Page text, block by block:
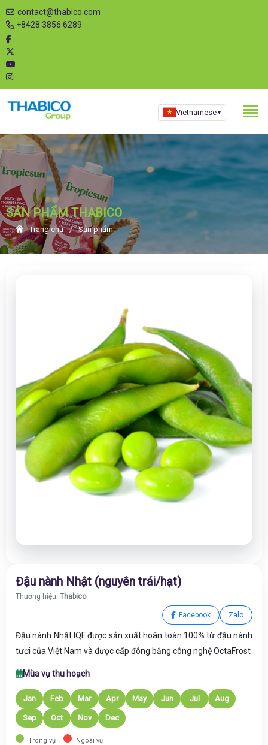
contact@thabico.com
+8428 3856 6289
Vietnamese▾
SẢN PHẨM THABICO
Trang chủ Sản phẩm
Đậu nành Nhật (nguyên trái/hạt)
Thương hiệu: Thabico
Facebook Zalo
Đậu nành NhậtIQFđược sản xuất hoàn toàn 100% từ đậu nành
tươi của Việt Nam và được cấp đông bằng công nghệ OctaFrost
Mùa vụ thu hoạch
Jan Feb Mar Apr May Jun Jul Aug
Sep Oct Nov Dec
Trong vụ Ngoài vụ